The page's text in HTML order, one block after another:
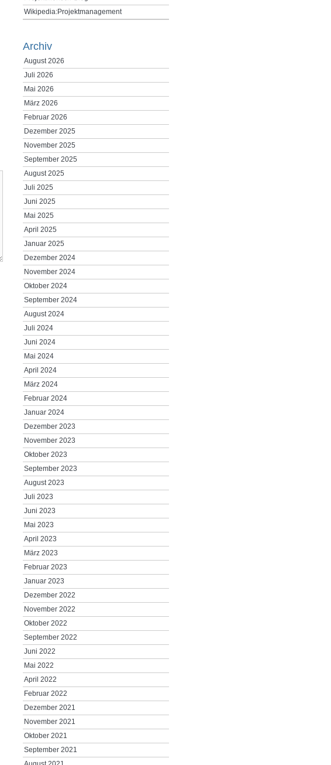
Wikipedia:Projektmanagement
Archiv
August 2026
Juli 2026
Mai 2026
März 2026
Februar 2026
Dezember 2025
November 2025
September 2025
August 2025
Juli 2025
Juni 2025
Mai 2025
April 2025
Januar 2025
Dezember 2024
November 2024
Oktober 2024
September 2024
August 2024
Juli 2024
Juni 2024
Mai 2024
April 2024
März 2024
Februar 2024
Januar 2024
Dezember 2023
November 2023
Oktober 2023
September 2023
August 2023
Juli 2023
Juni 2023
Mai 2023
April 2023
März 2023
Februar 2023
Januar 2023
Dezember 2022
November 2022
Oktober 2022
September 2022
Juni 2022
Mai 2022
April 2022
Februar 2022
Dezember 2021
November 2021
Oktober 2021
September 2021